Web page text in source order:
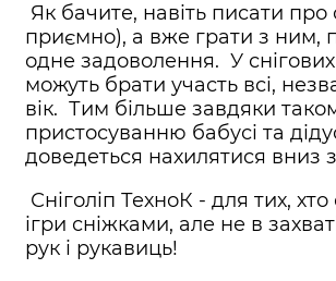
Як бачите, навіть писати про
приємно), а вже грати з ним,
одне задоволення. У
можуть брати участь всі,
вік. Тим більше завдяки
пристосуванню бабусі та
доведеться нахилятися вниз
Сніголіп ТехноК - для тих,
ігри сніжками, але не в
рук і рукавиць!